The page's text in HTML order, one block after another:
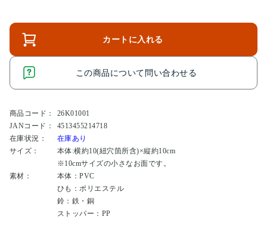
カートに入れる
この商品について問い合わせる
商品コード：
26K01001
JANコード：
4513455214718
在庫状況：
在庫あり
サイズ：
本体:横約10(紐穴箇所含)×縦約10cm
※10cmサイズの小さなお面です。
素材：
本体：PVC
ひも：ポリエステル
鈴：鉄・銅
ストッパー：PP